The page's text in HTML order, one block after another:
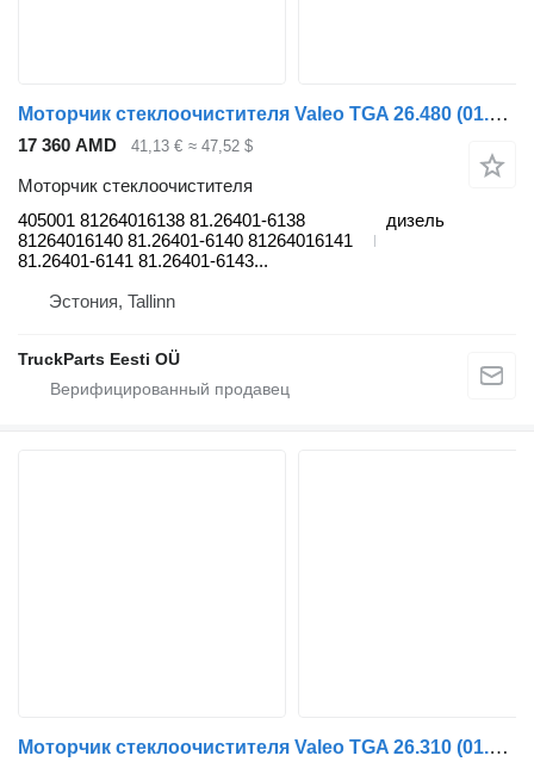
Моторчик стеклоочистителя Valeo TGA 26.480 (01.00-) 405001 для тягача MAN 4-series, TGA (1993-2009)
17 360 AMD 41,13 € ≈ 47,52 $
Моторчик стеклоочистителя
405001 81264016138 81.26401-6138
81264016140 81.26401-6140 81264016141
81.26401-6141 81.26401-6143...
дизель
Эстония, Tallinn
TruckParts Eesti OÜ
Моторчик стеклоочистителя Valeo TGA 26.310 (01.00-) 405001 для тягача MAN 4-series, TGA (1993-2009)